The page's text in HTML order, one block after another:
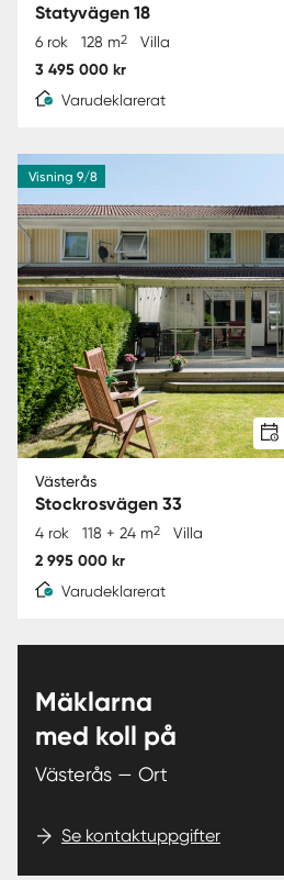
Statyvägen 18
6 rok 128 m2 Villa
3 495 000 kr
Varudeklarerat
Visning 9/8
Västerås
Stockrosvägen 33
4 rok 118 + 24 m2 Villa
2 995 000 kr
Varudeklarerat
Mäklarna
med koll på
Västerås — Ort
Se kontaktuppgifter